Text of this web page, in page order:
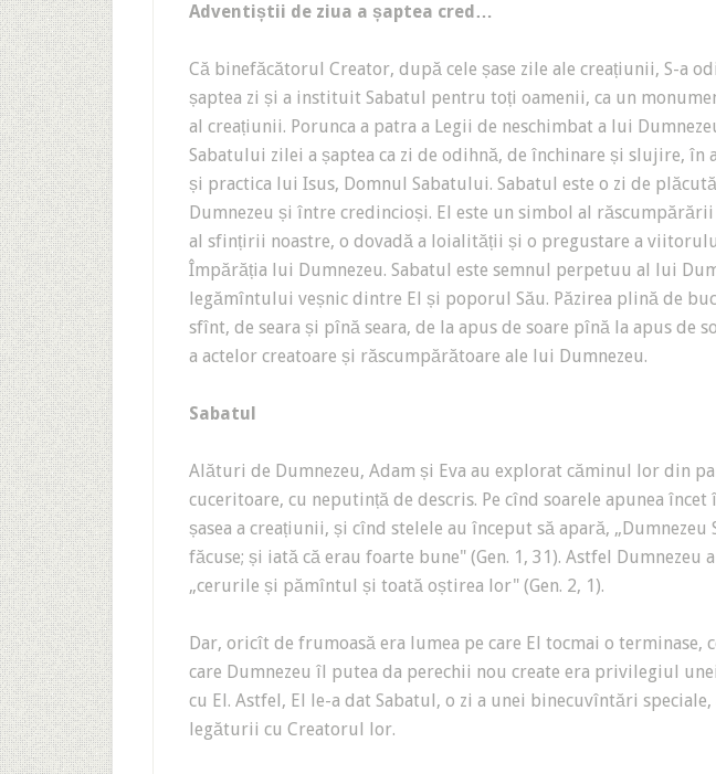
Adventiștii de ziua a șaptea cred…
Că binefăcătorul Creator, după cele șase zile ale creațiunii, S-a
șaptea zi și a instituit Sabatul pentru toți oamenii, ca un
al creațiunii. Porunca a patra a Legii de neschimbat a lui
Sabatului zilei a șaptea ca zi de odihnă, de închinare și slujire, în
și practica lui Isus, Domnul Sabatului. Sabatul este o zi de
Dumnezeu și între credincioși. El este un simbol al
al sfințirii noastre, o dovadă a loialității și o pregustare a
Împărăția lui Dumnezeu. Sabatul este semnul perpetuu al lui
legămîntului veșnic dintre El și poporul Său. Păzirea plină de
sfînt, de seara și pînă seara, de la apus de soare pînă la apus de
a actelor creatoare și răscumpărătoare ale lui Dumnezeu.
Sabatul
Alături de Dumnezeu, Adam și Eva au explorat căminul lor din
cuceritoare, cu neputință de descris. Pe cînd soarele apunea încet
șasea a creațiunii, și cînd stelele au început să apară, „Dumnezeu
făcuse; și iată că erau foarte bune" (Gen. 1, 31). Astfel Dumnezeu
„cerurile și pămîntul și toată oștirea lor" (Gen. 2, 1).
Dar, oricît de frumoasă era lumea pe care El tocmai o terminase,
care Dumnezeu îl putea da perechii nou create era privilegiul
cu El. Astfel, El le-a dat Sabatul, o zi a unei binecuvîntări
legăturii cu Creatorul lor.